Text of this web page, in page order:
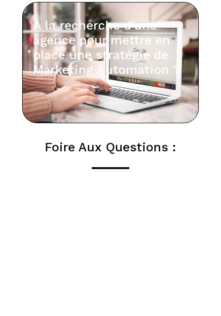
À la recherche d'une
agence pour mettre en
place une stratégie de
Marketing Automation ?
Foire Aux Questions :